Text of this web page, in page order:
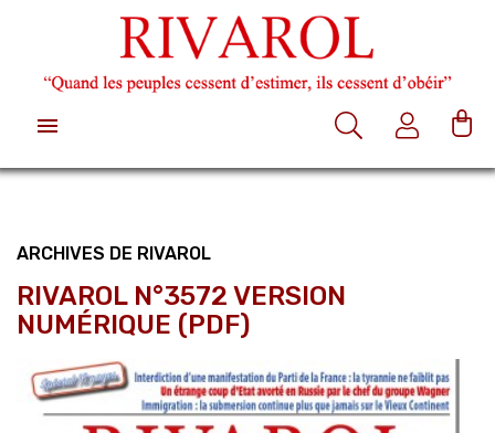

ARCHIVES DE RIVAROL
RIVAROL N°3572 VERSION
NUMÉRIQUE (PDF)